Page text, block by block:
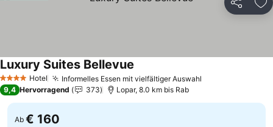
Teilen
4 Sterne Hotel Informelles Essen mit vielfältiger Auswahl
Luxury Suites Bellevue
9,4 Hervorragend 373 Lopar, 8.0 km bis Rab
Ab € 160